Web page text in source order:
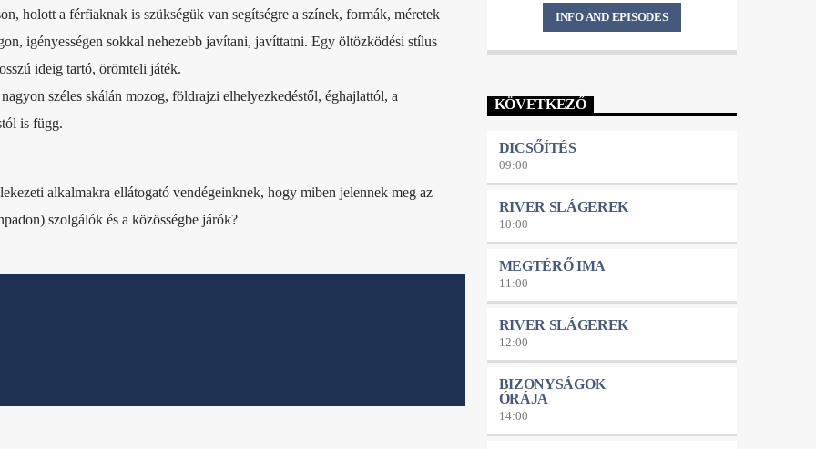
holott a férfiaknak is szükségük van segítségre a színek, formák, méretek
igényességen sokkal nehezebb javítani, javíttatni. Egy öltözködési stílus
ideig tartó, örömteli játék.
széles skálán mozog, földrajzi elhelyezkedéstől, éghajlattól, a
is függ.
alkalmakra ellátogató vendégeinknek, hogy miben jelennek meg az
szolgálók és a közösségbe járók?
INFO AND EPISODES
KÖVETKEZŐ
DICSŐÍTÉS
09:00
RIVER SLÁGEREK
10:00
MEGTÉRŐ IMA
11:00
RIVER SLÁGEREK
12:00
BIZONYSÁGOK
ÓRÁJA
14:00